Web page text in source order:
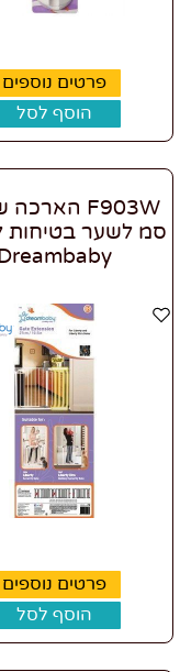
פרטים נוספים
הוסף לסל
סמ לשער בטיחות
פרטים נוספים
הוסף לסל